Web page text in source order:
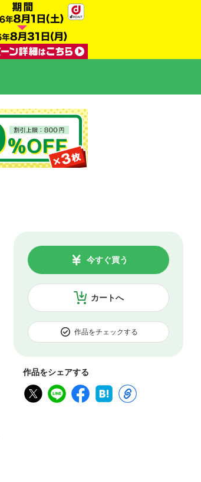
カートへ
今すぐ買う
作品をチェックする
作品をシェアする